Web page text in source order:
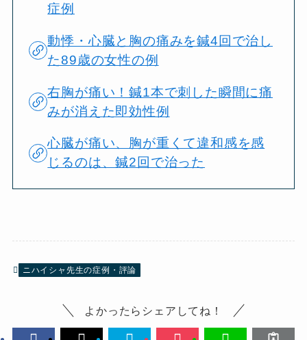
症例
動悸・心臓と胸の痛みを鍼4回で治し
た89歳の女性の例
右胸が痛い！鍼1本で刺した瞬間に痛
みが消えた即効性例
心臓が痛い、胸が重くて違和感を感
じるのは、鍼2回で治った
ニハイシャ先生の症例・評論
よかったらシェアしてね！